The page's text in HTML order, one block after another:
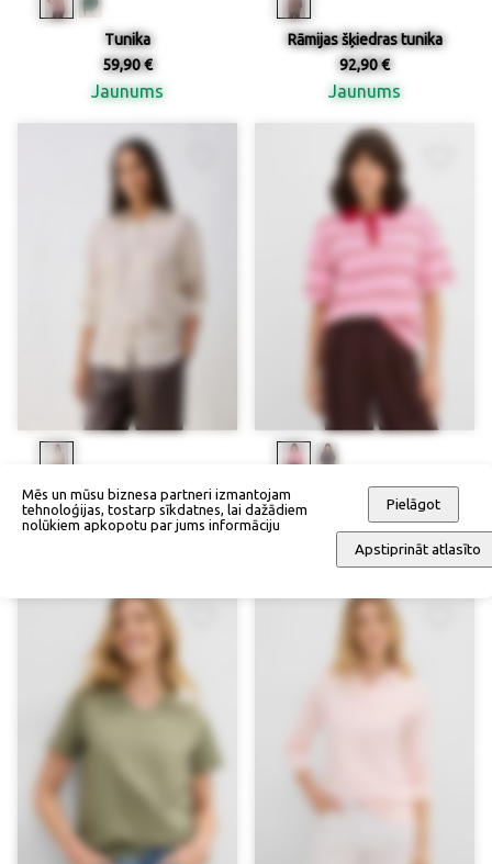
Tunika
59,90 €
Jaunums
Rāmijas šķiedras tunika
92,90 €
Jaunums
Blūze
92,90 €
Polo krekliņš
52,90 €
Jaunums
Mēs un mūsu biznesa partneri izmantojam
tehnoloģijas, tostarp sīkdatnes, lai dažādiem
nolūkiem apkopotu par jums informāciju
Pielāgot
Apstiprināt atlasīto